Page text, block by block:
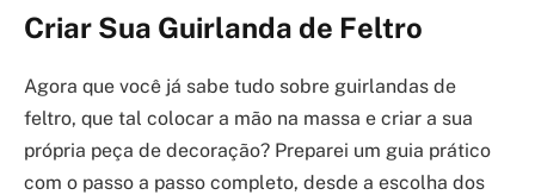
Criar Sua Guirlanda de Feltro
Agora que você já sabe tudo sobre guirlandas de
feltro, que tal colocar a mão na massa e criar a sua
própria peça de decoração? Preparei um guia prático
com o passo a passo completo, desde a escolha dos